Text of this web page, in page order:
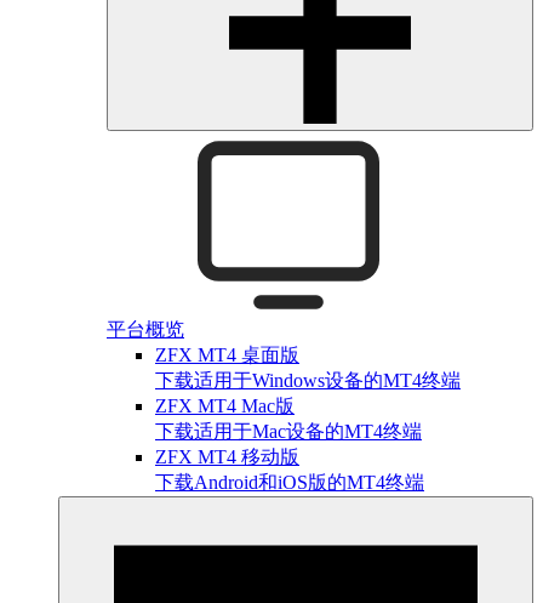
平台概览
ZFX MT4 桌面版
下载适用于Windows设备的MT4终端
ZFX MT4 Mac版
下载适用于Mac设备的MT4终端
ZFX MT4 移动版
下载Android和iOS版的MT4终端